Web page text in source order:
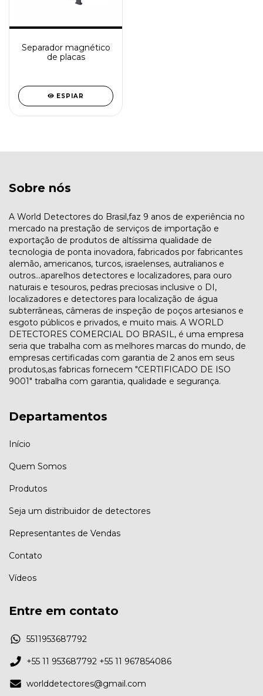
Separador magnético
de placas
ESPIAR
Sobre nós
A World Detectores do Brasil,faz 9 anos de experiência no
mercado na prestação de serviços de importação e
exportação de produtos de altíssima qualidade de
tecnologia de ponta inovadora, fabricados por fabricantes
alemão, americanos, turcos, israelenses, autralianos e
outros...aparelhos detectores e localizadores, para ouro
naturais e tesouros, pedras preciosas inclusive o DI,
localizadores e detectores para localização de água
subterrâneas, câmeras de inspeção de poços artesianos e
esgoto públicos e privados, e muito mais. A WORLD
DETECTORES COMERCIAL DO BRASIL, é uma empresa
seria que trabalha com as melhores marcas do mundo, de
empresas certificadas com garantia de 2 anos em seus
produtos,as fabricas fornecem "CERTIFICADO DE ISO
9001" trabalha com garantia, qualidade e segurança.
Departamentos
Início
Quem Somos
Produtos
Seja um distribuidor de detectores
Representantes de Vendas
Contato
Vídeos
Entre em contato
5511953687792
+55 11 953687792 +55 11 967854086
worlddetectores@gmail.com